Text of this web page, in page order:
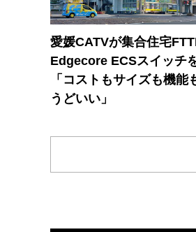
愛媛CATVが集合住宅
Edgecore ECSスイッチ
「コストもサイズも機能
うどいい」